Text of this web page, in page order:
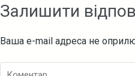
Залишити
Ваша e-mail адреса не
Коментар